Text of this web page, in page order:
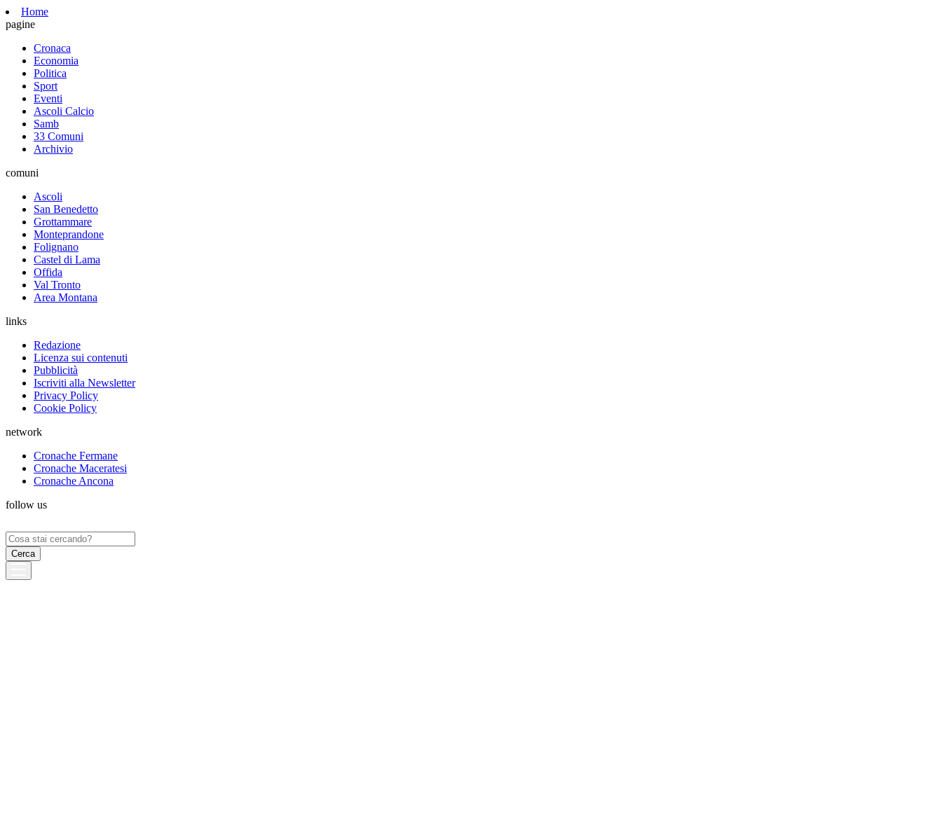
Home
pagine
Cronaca
Economia
Politica
Sport
Eventi
Ascoli Calcio
Samb
33 Comuni
Archivio
comuni
Ascoli
San Benedetto
Grottammare
Monteprandone
Folignano
Castel di Lama
Offida
Val Tronto
Area Montana
links
Redazione
Licenza sui contenuti
Pubblicità
Iscriviti alla Newsletter
Privacy Policy
Cookie Policy
network
Cronache Fermane
Cronache Maceratesi
Cronache Ancona
follow us
Ricerca
per: